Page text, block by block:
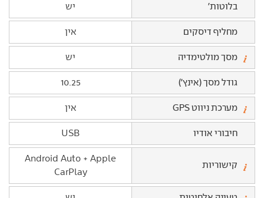
בלוטות' יש
מחליף דיסקים אין
מסך מולטימדיה יש
גודל מסך (אינץ') 10.25
מערכת ניווט GPS אין
חיבורי אודיו USB
קישוריות
Android Auto + Apple
CarPlay